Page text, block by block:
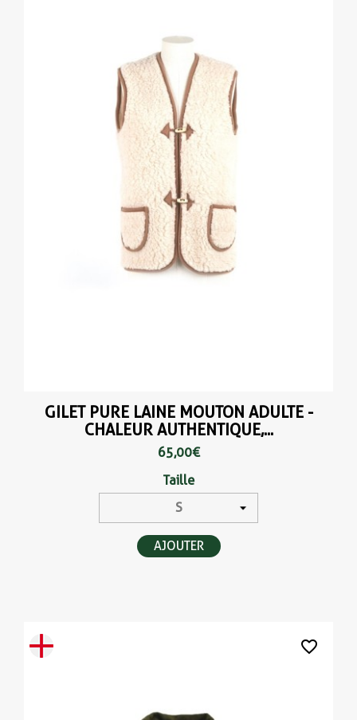
GILET PURE LAINE MOUTON ADULTE -
CHALEUR AUTHENTIQUE,...
65,00 €
Taille
AJOUTER
favorite_border